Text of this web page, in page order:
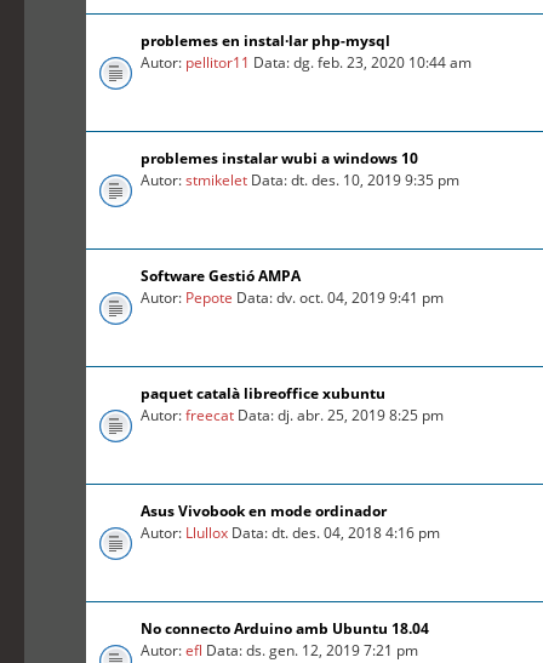
problemes en instal·lar php-mysql
Autor: pellitor11 Data: dg. feb. 23, 2020 10:44 am
problemes instalar wubi a windows 10
Autor:stmikelet Data: dt. des. 10, 2019 9:35 pm
Software Gestió AMPA
Autor: Pepote Data: dv. oct. 04, 2019 9:41 pm
paquet català libreoffice xubuntu
Autor:freecat Data: dj. abr. 25, 2019 8:25 pm
Asus Vivobook en mode ordinador
Autor: Llullox Data: dt. des. 04, 2018 4:16 pm
No connecto Arduino amb Ubuntu 18.04
Autor:efl Data: ds. gen. 12, 2019 7:21 pm